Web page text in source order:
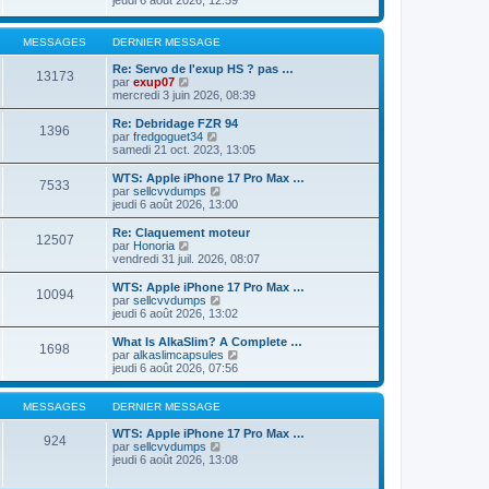
s
a
e
e
r
e
s
a
g
e
d
e
r
i
e
m
e
s
a
g
e
r
d
e
r
n
e
m
e
s
a
g
e
MESSAGES DERNIER MESSAGE
13173
Re: Servo de l'exup HS ? pas …
par exup07
o
i
r
l
e
e
r
n
i
r
e
s
s
a
g
e
mercredi 3 juin 2026, 08:39
1396
Re: Debridage FZR 94
par fredgoguet34
o
i
r
l
e
r
n
i
r
m
e
s
s
a
g
e
samedi 21 oct. 2023, 13:05
7533
WTS: Apple iPhone 17 Pro Max …
par sellcvvdumps
o
i
r
e
d
e
r
n
i
r
m
e
s
e
jeudi 6 août 2026, 13:00
12507
Re: Claquement moteur
par Honoria
o
i
r
l
e
e
r
n
i
e
r
m
e
s
s
a
vendredi 31 juil. 2026, 08:07
10094
WTS: Apple iPhone 17 Pro Max …
par sellcvvdumps
o
i
r
l
e
e
n
i
r
jeudi 6 août 2026, 13:02
1698
What Is AlkaSlim? A Complete …
par alkaslimcapsules
i
r
e
d
jeudi 6 août 2026, 07:56
MESSAGES DERNIER MESSAGE
924
WTS: Apple iPhone 17 Pro Max …
par sellcvvdumps
o
jeudi 6 août 2026, 13:08